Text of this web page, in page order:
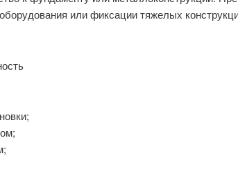
или фиксации тяжелых